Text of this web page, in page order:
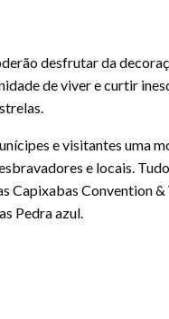
desfrutar da
de viver e curtir
e visitantes uma
e locais.
Convention
Pedra azul.